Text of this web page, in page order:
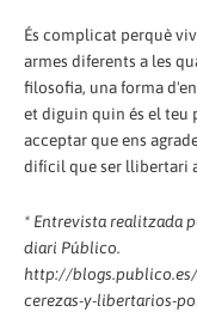
És complicat perquè
armes diferents a les
filosofia, una forma
et diguin quin és el teu
acceptar que ens
difícil que ser llibertari
* Entrevista realitzada
diari Público.
http://
cerezas-y-libertarios-